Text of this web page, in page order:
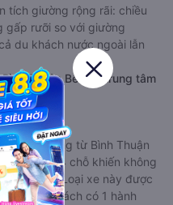
tích giường rộng rãi: chiều
gấp rưỡi so với giường
du khách nước ngoài lẫn
Thuận Bến xe trung tâm
Đà Nẵng từ Bình Thuận
thường 44 chỗ khiến không
rãi hơn. Loại xe này được
hành khách có 1 hành